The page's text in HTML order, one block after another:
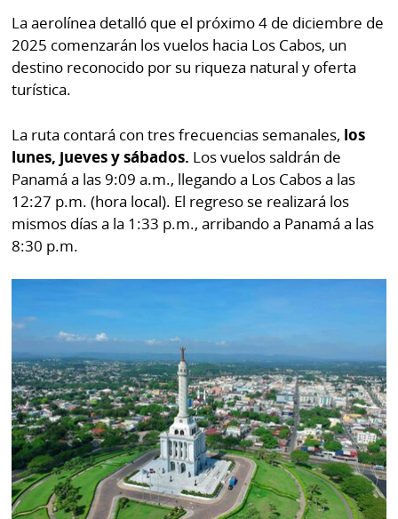
La aerolínea detalló que el próximo 4 de diciembre de
2025 comenzarán los vuelos hacia Los Cabos, un
destino reconocido por su riqueza natural y oferta
turística.
La ruta contará con tres frecuencias semanales, los
lunes, jueves y sábados. Los vuelos saldrán de
Panamá a las 9:09 a.m., llegando a Los Cabos a las
12:27 p.m. (hora local). El regreso se realizará los
mismos días a la 1:33 p.m., arribando a Panamá a las
8:30 p.m.